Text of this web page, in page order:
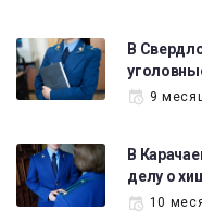
В
9
В
делу о
10